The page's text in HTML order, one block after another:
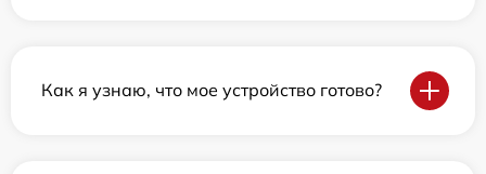
Как я узнаю, что мое устройство готово?